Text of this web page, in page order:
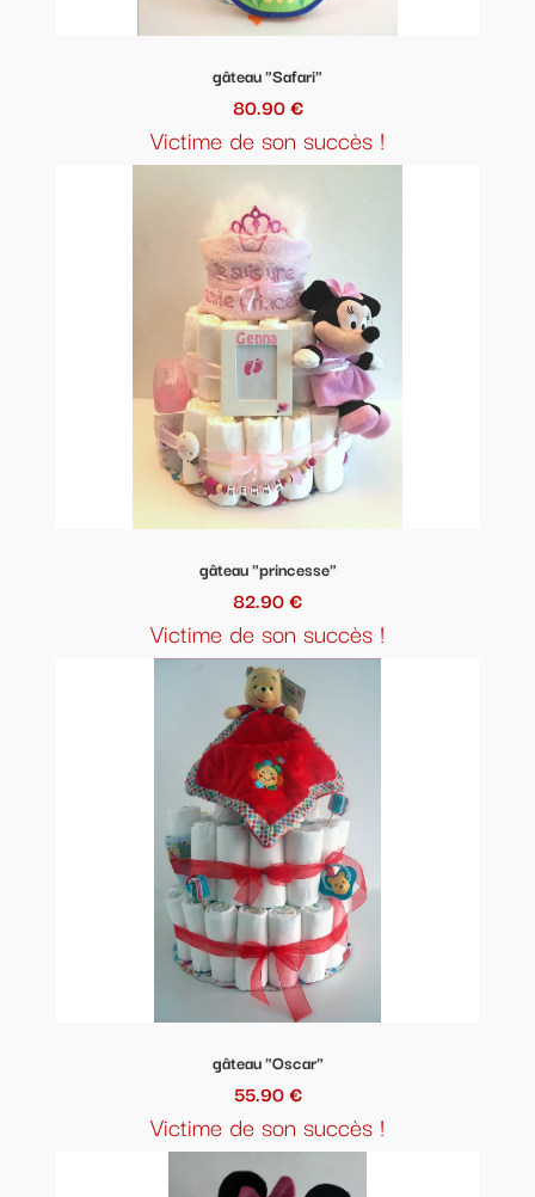
gâteau "Safari"
80.90 €
Victime de son succès !
gâteau "princesse"
82.90 €
Victime de son succès !
gâteau "Oscar"
55.90 €
Victime de son succès !